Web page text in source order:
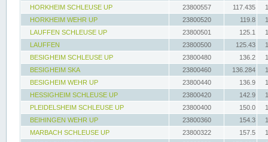
HORKHEIM SCHLEUSE UP
23800557 117.435
HORKHEIM WEHR UP
23800520 119.8
LAUFFEN SCHLEUSE UP
23800501 125.1
LAUFFEN
23800500 125.43
BESIGHEIM SCHLEUSE UP
23800480 136.2
BESIGHEIM SKA
23800460 136.284
BESIGHEIM WEHR UP
23800440 136.9
HESSIGHEIM SCHLEUSE UP
23800420 142.9
PLEIDELSHEIM SCHLEUSE UP
23800400 150.0
BEIHINGEN WEHR UP
23800360 154.3
MARBACH SCHLEUSE UP
23800322 157.5